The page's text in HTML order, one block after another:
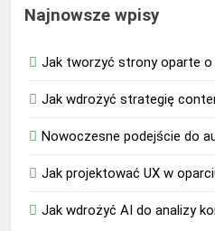
Najnowsze wpisy
Jak tworzyć strony oparte
Jak wdrożyć strategię
Nowoczesne podejście do
Jak projektować UX w
Jak wdrożyć AI do analizy